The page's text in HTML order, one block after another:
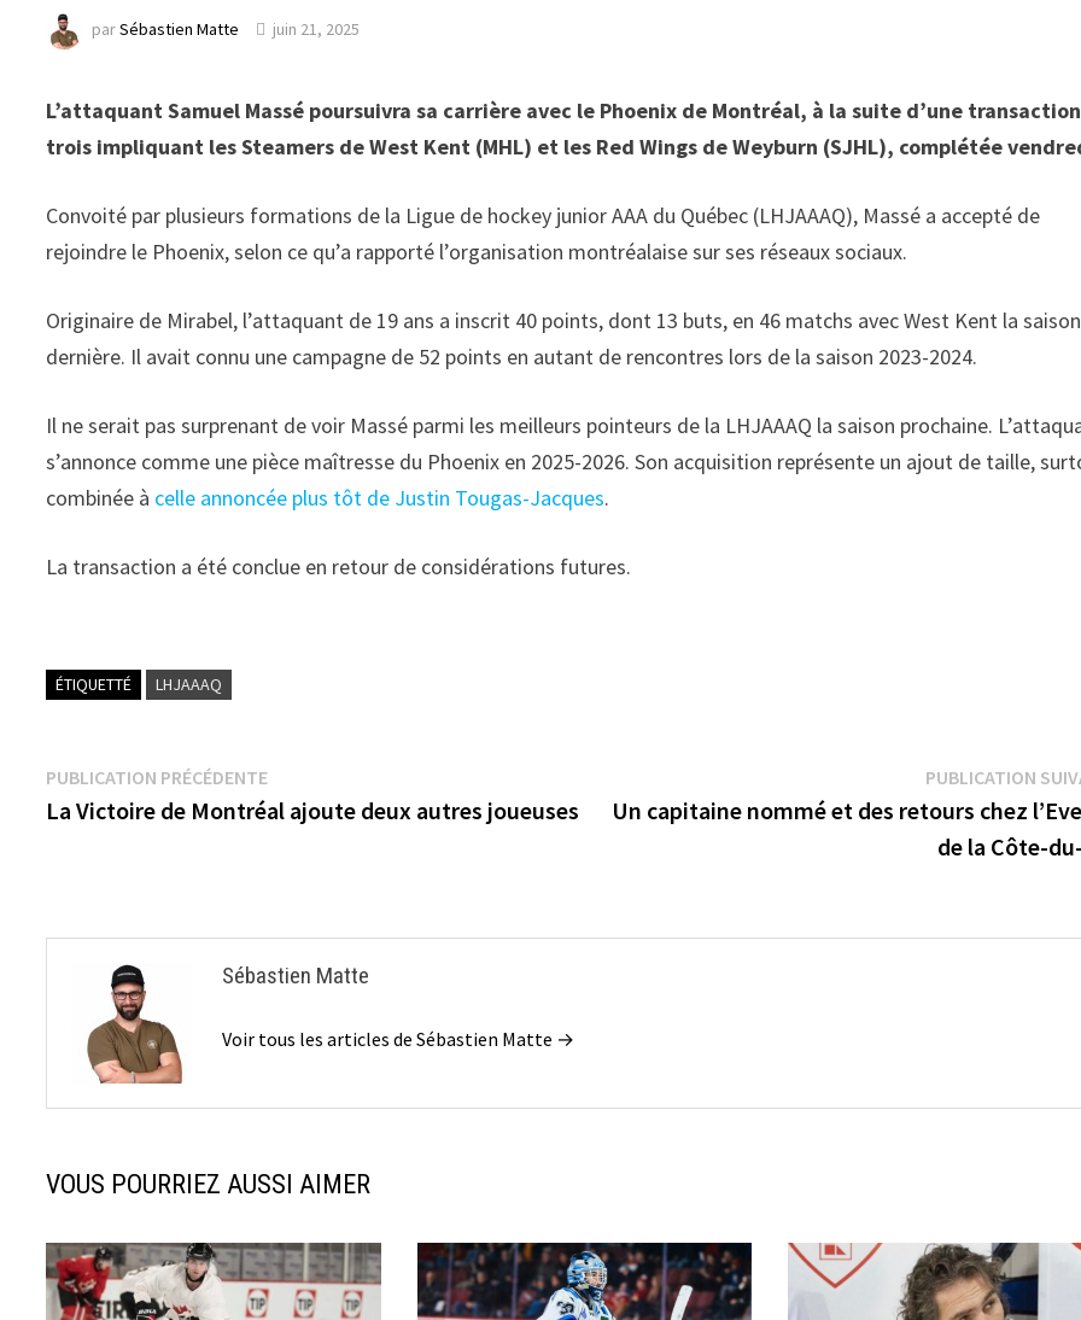
parSébastien Matte juin 21, 2025
L’attaquant Samuel Massé poursuivra sa carrière avec le Phoenix de Montréal, à la suite d’une
trois impliquant les Steamers de West Kent (MHL) et les Red Wings de Weyburn (SJHL), complétée
Convoité par plusieurs formations de la Ligue de hockey junior AAA du Québec (LHJAAAQ), Massé a accepté de
rejoindre le Phoenix, selon ce qu’a rapporté l’organisation montréalaise sur ses réseaux sociaux.
Originaire de Mirabel, l’attaquant de 19 ans a inscrit 40 points, dont 13 buts, en 46 matchs avec West Kent la saison
dernière. Il avait connu une campagne de 52 points en autant de rencontres lors de la saison 2023-2024.
Il ne serait pas surprenant de voir Massé parmi les meilleurs pointeurs de la LHJAAAQ la saison prochaine.
s’annonce comme une pièce maîtresse du Phoenix en 2025-2026. Son acquisition représente un ajout de taille,
combinée à celle annoncée plus tôt de Justin Tougas-Jacques.
La transaction a été conclue en retour de considérations futures.
ÉTIQUETTÉ LHJAAAQ
Navigation
de
PUBLICATION PRÉCÉDENTEPublication
précédente :
La Victoire de Montréal ajoute deux autres joueuses
PUBLICATION
Un capitaine nommé et des retours chez
de la Côte-
Sébastien Matte
Voir tous les articles de Sébastien Matte →
VOUS POURRIEZ AUSSI AIMER